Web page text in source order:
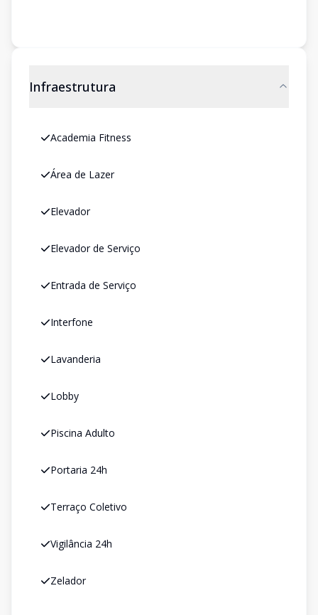
Infraestrutura
Academia Fitness
Área de Lazer
Elevador
Elevador de Serviço
Entrada de Serviço
Interfone
Lavanderia
Lobby
Piscina Adulto
Portaria 24h
Terraço Coletivo
Vigilância 24h
Zelador